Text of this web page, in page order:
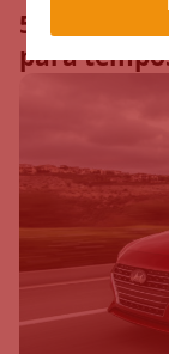
5 modelos
para